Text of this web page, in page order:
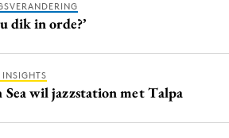
dik in orde?’
wil jazzstation met Talpa